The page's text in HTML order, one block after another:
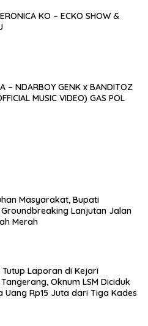
KO – ECKO SHOW &
– NDARBOY GENK x BANDITOZ
MUSIC VIDEO) GAS POL
Masyarakat, Bupati
Lanjutan Jalan
Merah
Tutup Laporan di Kejari
Oknum LSM Diciduk
Uang Rp15 Juta dari Tiga Kades